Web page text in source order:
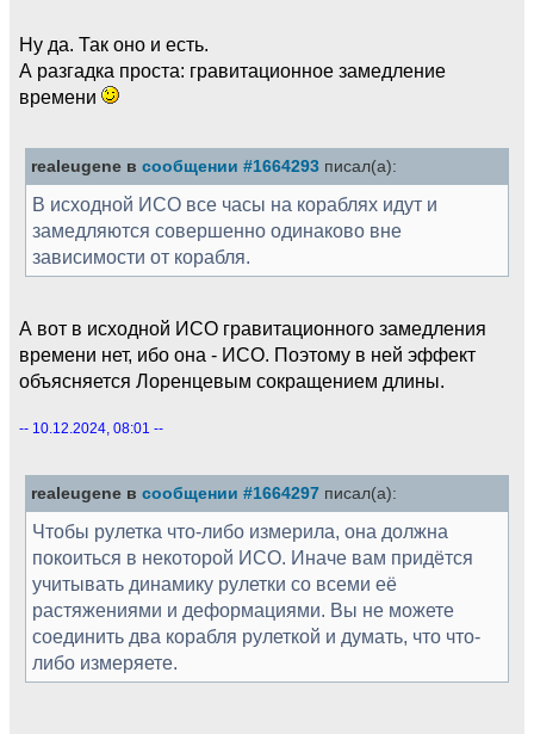
Ну да. Так оно и есть.
А разгадка проста: гравитационное замедление
времени
realeugene в сообщении #1664293 писал(а):
В исходной ИСО все часы на кораблях идут и
замедляются совершенно одинаково вне
зависимости от корабля.
А вот в исходной ИСО гравитационного замедления
времени нет, ибо она - ИСО. Поэтому в ней эффект
объясняется Лоренцевым сокращением длины.
-- 10.12.2024, 08:01 --
realeugene в сообщении #1664297 писал(а):
Чтобы рулетка что-либо измерила, она должна
покоиться в некоторой ИСО. Иначе вам придётся
учитывать динамику рулетки со всеми её
растяжениями и деформациями. Вы не можете
соединить два корабля рулеткой и думать, что что-
либо измеряете.